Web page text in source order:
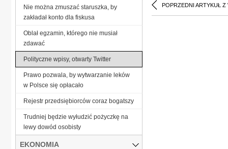
POPRZEDNI ARTYKUŁ Z
Nie można zmuszać staruszka, by
zakładał konto dla fiskusa
Oblał egzamin, którego nie musiał
zdawać
Polityczne wpisy, otwarty Twitter
Prawo pozwala, by wytwarzanie leków
w Polsce się opłacało
Rejestr przedsiębiorców coraz bogatszy
Trudniej będzie wyłudzić pożyczkę na
lewy dowód osobisty
EKONOMIA